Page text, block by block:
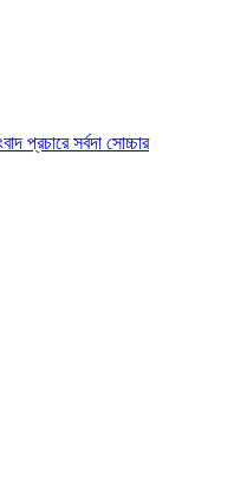
প্রচারে সর্বদা সোচ্চার